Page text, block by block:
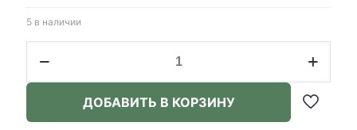
5 в наличии
товара
Capsule
ДОБАВИТЬ В КОРЗИНУ